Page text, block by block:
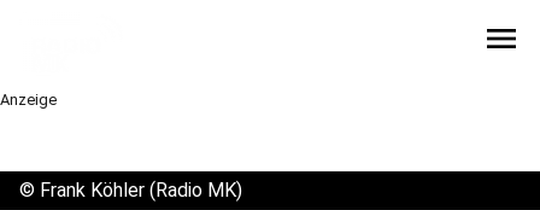
menu
Anzeige
© Frank Köhler (Radio MK)